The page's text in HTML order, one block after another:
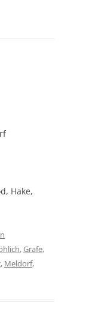
Hake,
,Grafe,
, Meldorf,